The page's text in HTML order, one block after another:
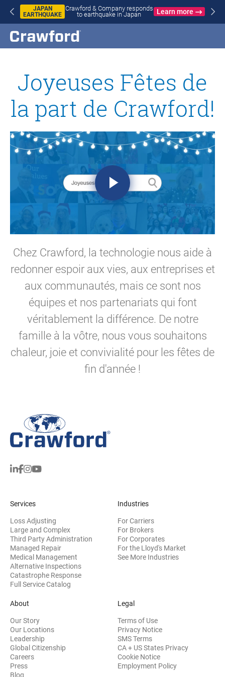
JAPAN
EARTHQUAKE
Crawford & Company responds
to earthquake in Japan
Learn more
Joyeuses Fêtes de
la part de Crawford!
Chez Crawford, la technologie nous aide à
redonner espoir aux vies, aux entreprises et
aux communautés, mais ce sont nos
équipes et nos partenariats qui font
véritablement la différence. De notre
famille à la vôtre, nous vous souhaitons
chaleur, joie et convivialité pour les fêtes de
fin d'année !
Services
Loss Adjusting
Large and Complex
Third Party Administration
Managed Repair
Medical Management
Alternative Inspections
Catastrophe Response
Full Service Catalog
Industries
For Carriers
For Brokers
For Corporates
For the Lloyd's Market
See More Industries
About
Our Story
Our Locations
Leadership
Global Citizenship
Careers
Press
Blog
Legal
Terms of Use
Privacy Notice
SMS Terms
CA + US States Privacy
Cookie Notice
Employment Policy